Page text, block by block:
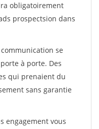
obligatoirement
prospectsion dans
se
à porte. Des
qui prenaient du
sans garantie
engagement vous